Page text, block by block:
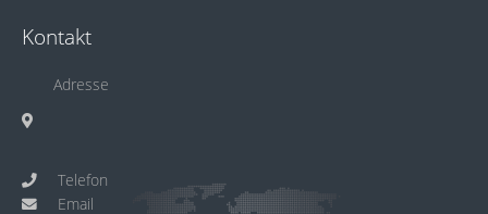
Kontakt
Adresse
Telefon
Email